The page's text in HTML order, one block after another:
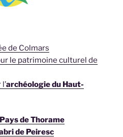
de Colmars
le patrimoine culturel de
archéologie du Haut-
de Thorame
de Peiresc